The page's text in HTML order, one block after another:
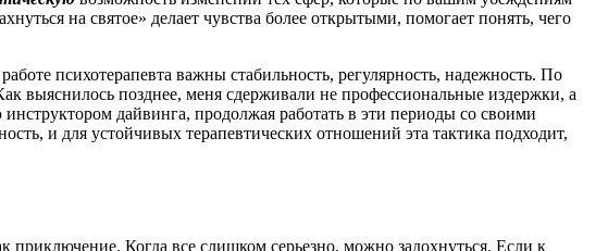
на святое» делает чувства более открытыми, помогает понять, чего
психотерапевта важны стабильность, регулярность, надежность. По
выяснилось позднее, меня сдерживали не профессиональные издержки, а
дайвинга, продолжая работать в эти периоды со своими
и для устойчивых терапевтических отношений эта тактика подходит,
Когда все слишком серьезно, можно задохнуться. Если к